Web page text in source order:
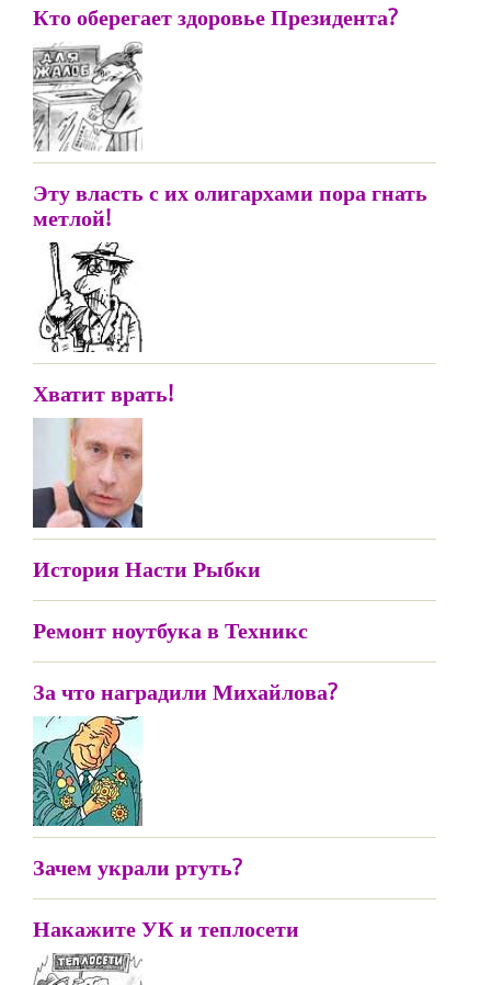
Кто оберегает здоровье Президента?
Эту власть с их олигархами пора гнать
метлой!
Хватит врать!
История Насти Рыбки
Ремонт ноутбука в Техникс
За что наградили Михайлова?
Зачем украли ртуть?
Накажите УК и теплосети